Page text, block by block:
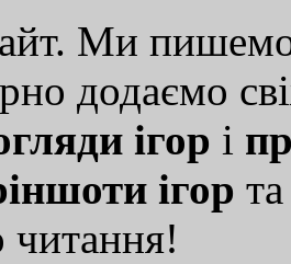
Ми
додаємо
ігор і
ігор
читання!